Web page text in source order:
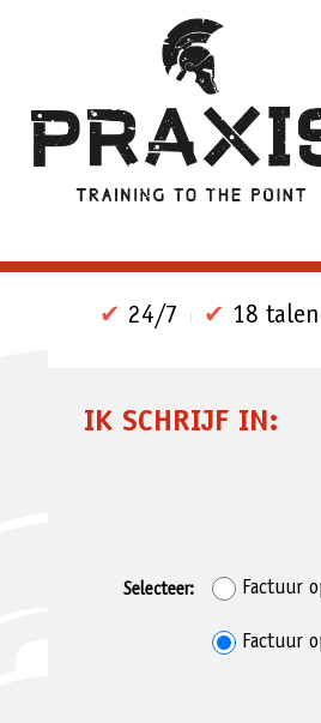
✔ 24/7 ✔ 18 talen
IK SCHRIJF IN:
Selecteer: Factuur
Factuur